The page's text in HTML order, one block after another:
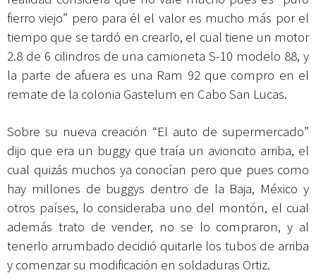
fierro viejo” pero para él el valor es mucho más por el
tiempo que se tardó en crearlo, el cual tiene un motor
2.8 de 6 cilindros de una camioneta S-10 modelo 88, y
la parte de afuera es una Ram 92 que compro en el
remate de la colonia Gastelum en Cabo San Lucas.
Sobre su nueva creación “El auto de supermercado”
dijo que era un buggy que traía un avioncito arriba, el
cual quizás muchos ya conocían pero que pues como
hay millones de buggys dentro de la Baja, México y
otros países, lo consideraba uno del montón, el cual
además trato de vender, no se lo compraron, y al
tenerlo arrumbado decidió quitarle los tubos de arriba
y comenzar su modificación en soldaduras Ortiz.